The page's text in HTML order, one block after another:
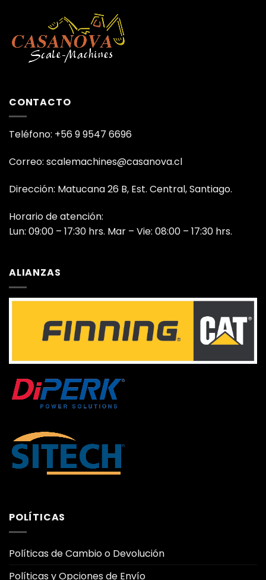
CONTACTO
Teléfono: +56 9 9547 6696
Correo: scalemachines@casanova.cl
Dirección: Matucana 26 B, Est. Central, Santiago.
Horario de atención:
Lun: 09:00 – 17:30 hrs. Mar – Vie: 08:00 – 17:30 hrs.
ALIANZAS
POLÍTICAS
Políticas de Cambio o Devolución
Políticas y Opciones de Envío